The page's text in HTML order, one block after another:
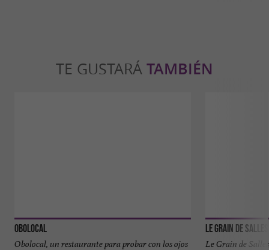
TE GUSTARÁ TAMBIÉN
Obolocal
Obolocal, un restaurante para probar con los ojos
Le Grain de Salles
Le Grain de